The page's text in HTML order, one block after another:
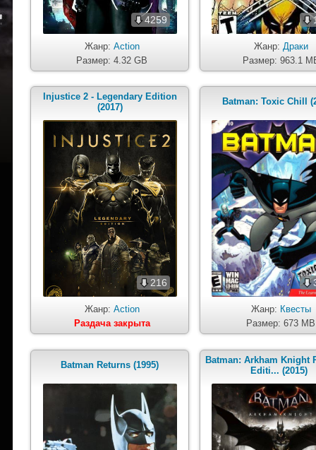
4259
Жанр: Action
Размер: 4.32 GB
Жанр: Драки
Размер: 963.1
Injustice 2 - Legendary Edition
(2017)
216
Жанр: Action
Раздача закрыта
Batman: Toxic Chill
Жанр: Квесты
Размер: 673 MB
Batman Returns (1995)
Batman: Arkham Knight
Editi... (2015)